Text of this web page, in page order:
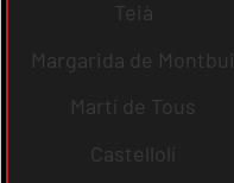
Teià
Margarida de Montbui
Martí de Tous
Castellolí